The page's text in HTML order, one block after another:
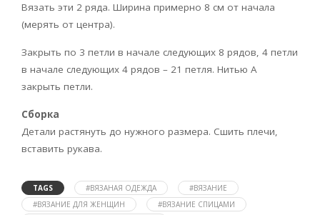
Вязать эти 2 ряда. Ширина примерно 8 см от начала
(мерять от центра).
Закрыть по 3 петли в начале следующих 8 рядов, 4 петли
в начале следующих 4 рядов – 21 петля. Нитью А
закрыть петли.
Сборка
Детали растянуть до нужного размера. Сшить плечи,
вставить рукава.
TAGS #ВЯЗАНАЯ ОДЕЖДА
#ВЯЗАНИЕ
#ВЯЗАНИЕ ДЛЯ ЖЕНЩИН
#ВЯЗАНИЕ СПИЦАМИ